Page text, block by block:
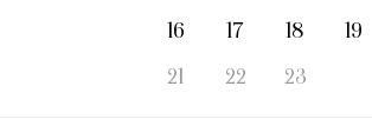
16
17 18 19
21
22 23